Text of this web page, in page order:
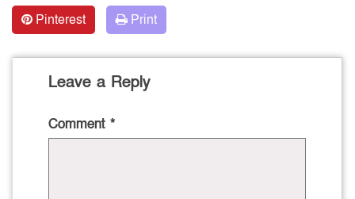
Pinterest
Print
Leave a Reply
Comment *